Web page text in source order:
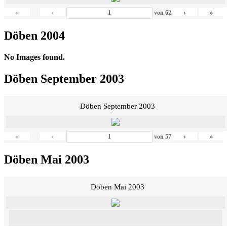
« ‹ von 62 › »
Döben 2004
No Images found.
Döben September 2003
Döben September 2003
« ‹ von 57 › »
Döben Mai 2003
Döben Mai 2003